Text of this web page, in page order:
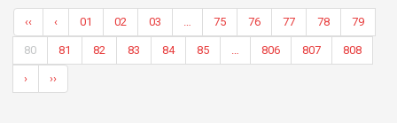
‹‹ ‹ 01 02 03 75 76 77 78 79
80 81 82 83 84 85 806 807 808
› ››